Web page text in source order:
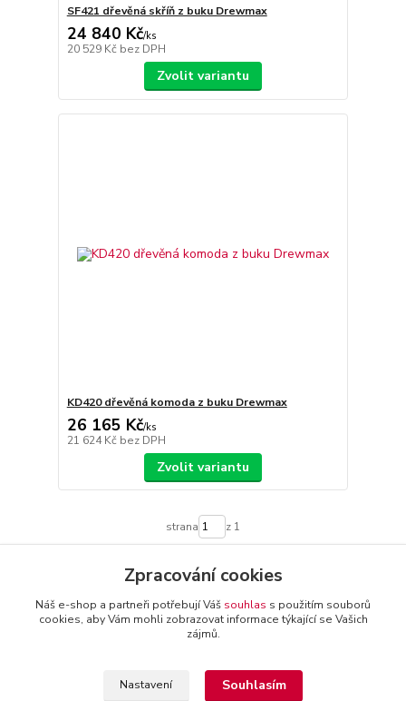
SF421 dřevěná skříň z buku Drewmax
24 840 Kč/ks
20 529 Kč bez DPH
Zvolit variantu
KD420 dřevěná komoda z buku Drewmax
26 165 Kč/ks
21 624 Kč bez DPH
Zvolit variantu
strana z 1
Obchodní podmínky-Reklamační řád
Zpracování cookies
Náš e-shop a partneři potřebují Váš souhlas s použitím souborů
cookies, aby Vám mohli zobrazovat informace týkající se Vašich
zájmů.
Nastavení Souhlasím